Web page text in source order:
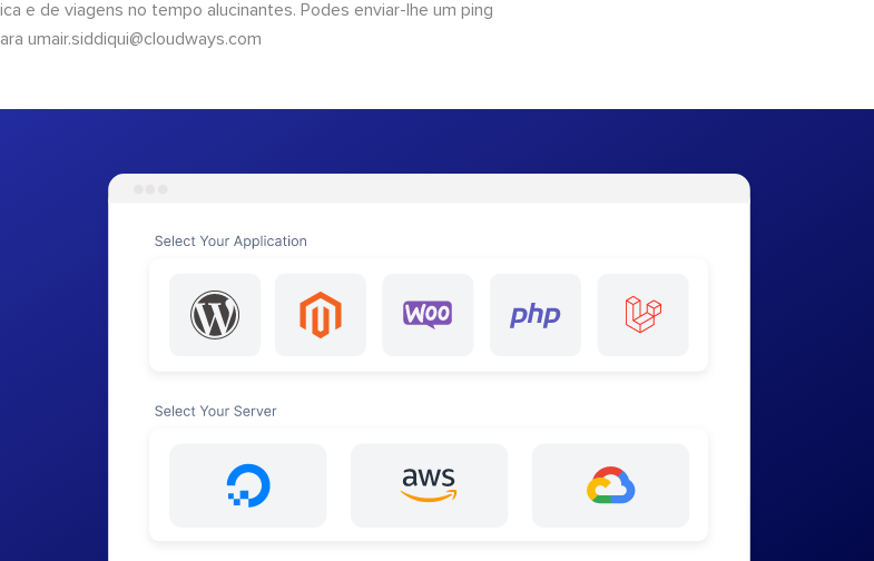
e de viagens no tempo alucinantes. Podes enviar-lhe um ping
umair.siddiqui@cloudways.com